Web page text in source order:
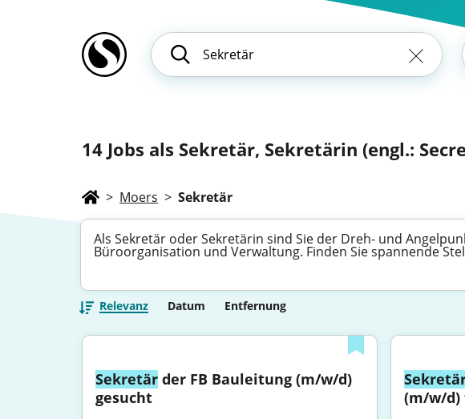
14 Jobs als Sekretär, Sekretärin (engl.:
> Moers > Sekretär
Als Sekretär oder Sekretärin sind Sie der Dreh- und
Büroorganisation und Verwaltung. Finden Sie spannende
Relevanz Datum Entfernung
Sekretär der FB Bauleitung (m/w/d)
gesucht
(m/w/d)